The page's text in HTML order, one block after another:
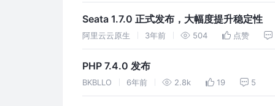
Seata 1.7.0 正式发布，大幅度提升稳定性
阿里云云原生 3年前 504 点赞
PHP 7.4.0 发布
BKBLLO 6年前 2.8k 19 5